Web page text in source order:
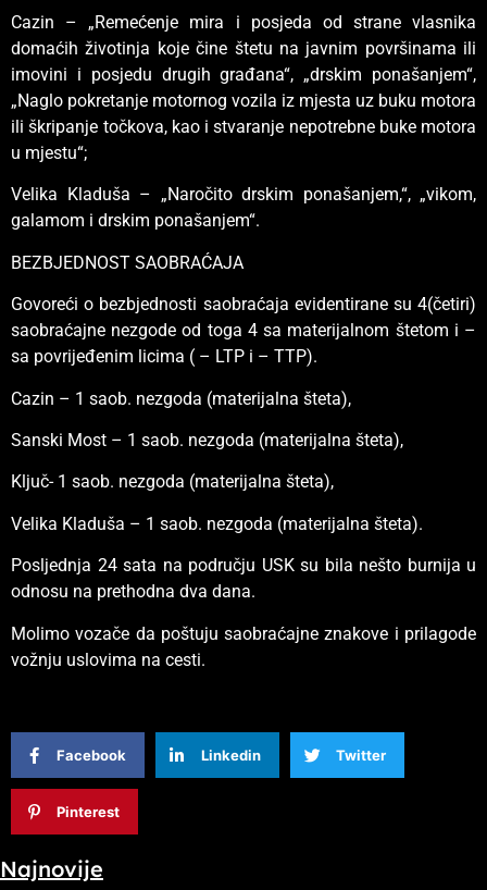
Cazin – „Remećenje mira i posjeda od strane vlasnika
domaćih životinja koje čine štetu na javnim površinama ili
imovini i posjedu drugih građana“, „drskim ponašanjem“,
„Naglo pokretanje motornog vozila iz mjesta uz buku motora
ili škripanje točkova, kao i stvaranje nepotrebne buke motora
u mjestu“;
Velika Kladuša – „Naročito drskim ponašanjem,“, „vikom,
galamom i drskim ponašanjem“.
BEZBJEDNOST SAOBRAĆAJA
Govoreći o bezbjednosti saobraćaja evidentirane su 4(četiri)
saobraćajne nezgode od toga 4 sa materijalnom štetom i –
sa povrijeđenim licima ( – LTP i – TTP).
Cazin – 1 saob. nezgoda (materijalna šteta),
Sanski Most – 1 saob. nezgoda (materijalna šteta),
Ključ- 1 saob. nezgoda (materijalna šteta),
Velika Kladuša – 1 saob. nezgoda (materijalna šteta).
Posljednja 24 sata na području USK su bila nešto burnija u
odnosu na prethodna dva dana.
Molimo vozače da poštuju saobraćajne znakove i prilagode
vožnju uslovima na cesti.
Facebook Linkedin Twitter
Pinterest
Najnovije